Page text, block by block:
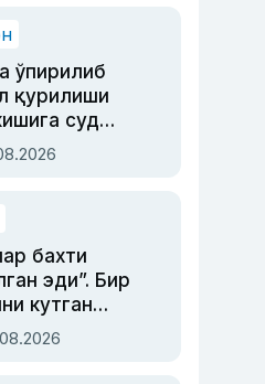
ўпирилиб
қурилиши
суд
бахти
эди”. Бир
кутган
дубльяж